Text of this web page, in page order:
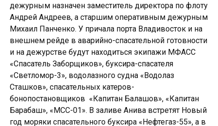
дежурным назначен заместитель директора по флоту
Андрей Андреев, а старшим оперативным дежурным
Михаил Панченко. У причала порта Владивосток и на
внешнем рейде в аварийно-спасательной готовности
и на дежурстве будут находиться экипажи МФАСС
«Спасатель Заборщиков», буксира-спасателя
«Светломор-3», водолазного судна «Водолаз
Сташков», спасательных катеров-
бонопостановщиков «Капитан Балашов», «Капитан
Барабаш», «МСС-01». В заливе Анива встретят Новый
год моряки спасательного буксира «Нефтегаз-55», а в